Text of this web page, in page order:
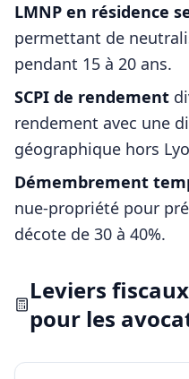
LMNP en résidence
permettant de
pendant 15 à 20 ans.
SCPI de rendement
rendement avec une
géographique hors
Démembrement
nue-propriété pour
décote de 30 à 40%.
Leviers
pour les